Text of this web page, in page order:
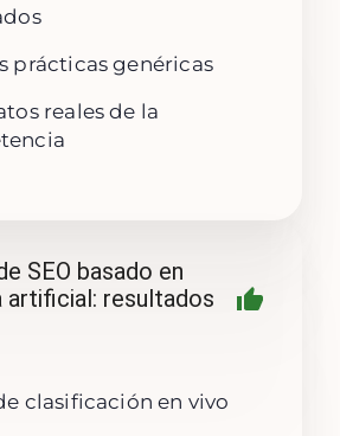
prácticas genéricas
reales de la
SEO basado en
artificial: resultados
clasificación en vivo